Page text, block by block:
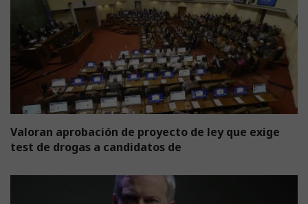
Valoran aprobación de proyecto de ley que exige
test de drogas a candidatos de